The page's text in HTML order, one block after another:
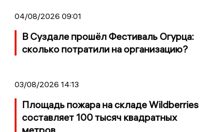
04/08/2026 09:01
В Суздале прошёл Фестиваль Огурца:
сколько потратили на организацию?
03/08/2026 14:13
Площадь пожара на складе Wildberries
составляет 100 тысяч квадратных